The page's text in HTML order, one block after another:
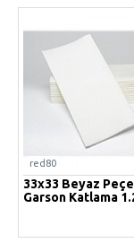
red80
33x33 Beyaz
Garson Katlama